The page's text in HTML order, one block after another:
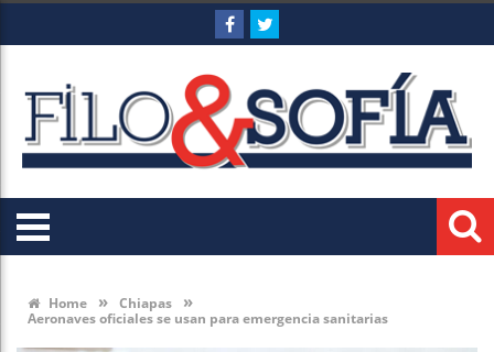
Home » Chiapas »
Aeronaves oficiales se usan para emergencia sanitarias